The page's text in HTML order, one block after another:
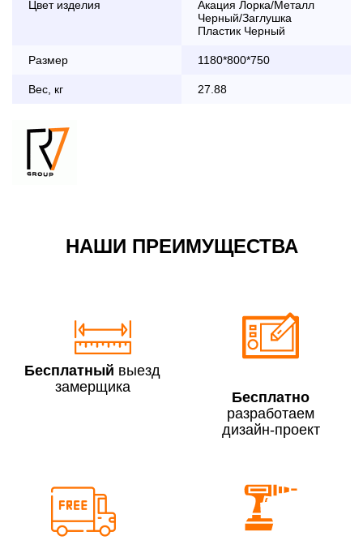
Цвет изделия
Акация Лорка/Металл
Черный/Заглушка
Пластик Черный
Размер 1180*800*750
Вес, кг 27.88
дни с 8:30 до 18:00
2 000 руб.
Доставка по Московской области с 8:30 до 18:00
До 90 000 руб.
Свыше 300 000 руб.
НАШИ ПРЕИМУЩЕСТВА
Бесплатный выезд
замерщика
Бесплатно
разработаем
дизайн-проект